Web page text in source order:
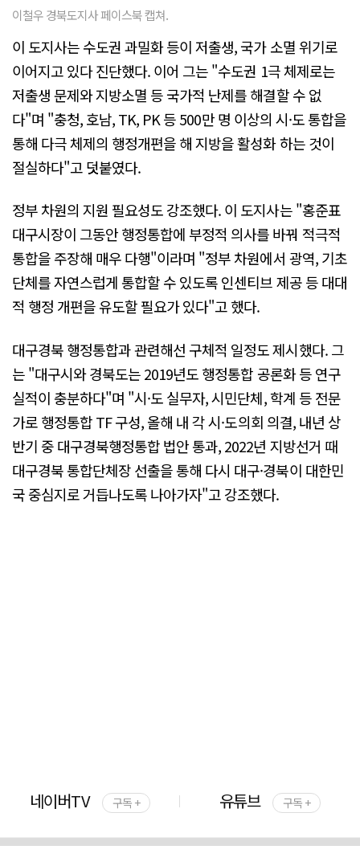
이철우 경북도지사 페이스북 캡쳐.
이 도지사는 수도권 과밀화 등이 저출생, 국가 소멸 위기로
이어지고 있다 진단했다. 이어 그는 "수도권 1극 체제로는
저출생 문제와 지방소멸 등 국가적 난제를 해결할 수 없
다"며 "충청, 호남, TK, PK 등 500만 명 이상의 시·도 통합을
통해 다극 체제의 행정개편을 해 지방을 활성화 하는 것이
절실하다"고 덧붙였다.
정부 차원의 지원 필요성도 강조했다. 이 도지사는 "홍준표
대구시장이 그동안 행정통합에 부정적 의사를 바꿔 적극적
통합을 주장해 매우 다행"이라며 "정부 차원에서 광역, 기초
단체를 자연스럽게 통합할 수 있도록 인센티브 제공 등 대대
적 행정 개편을 유도할 필요가 있다"고 했다.
대구경북 행정통합과 관련해선 구체적 일정도 제시했다. 그
는 "대구시와 경북도는 2019년도 행정통합 공론화 등 연구
실적이 충분하다"며 "시·도 실무자, 시민단체, 학계 등 전문
가로 행정통합 TF 구성, 올해 내 각 시·도의회 의결, 내년 상
반기 중 대구경북행정통합 법안 통과, 2022년 지방선거 때
대구경북 통합단체장 선출을 통해 다시 대구·경북이 대한민
국 중심지로 거듭나도록 나아가자"고 강조했다.
네이버TV 구독 + 유튜브 구독 +